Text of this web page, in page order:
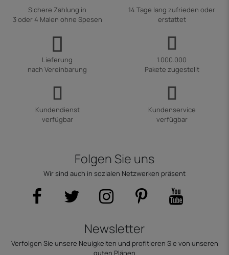
Sichere Zahlung in
3 oder 4 Malen ohne Spesen
14 Tage lang zufrieden oder
erstattet
Lieferung
nach Vereinbarung
1.000.000
Pakete zugestellt
Kundendienst
verfügbar
Kundenservice
verfügbar
Folgen Sie uns
Wir sind auch in sozialen Netzwerken präsent
Newsletter
Verfolgen Sie unsere Neuigkeiten und profitieren Sie von unseren
guten Plänen